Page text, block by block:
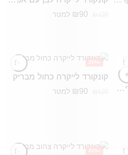
₪90 למטר
קונקורד לייקרה כסוף מבריק (אפקט כחול בהיר)
-25%
קונקורד לייקרה כחול מבריק
₪90 למטר
-25%